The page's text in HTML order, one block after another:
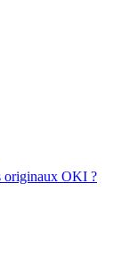
originaux OKI ?